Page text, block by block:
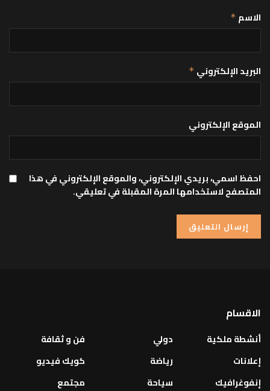
الاسم *
البريد الإلكتروني *
الموقع الإلكتروني
احفظ اسمي، بريدي الإلكتروني، والموقع الإلكتروني في هذا
المتصفح لاستخدامها المرة المقبلة في تعليقي.
الاقسام
أنشطة ملكية
إعلانات
إنفوغرافيك
دولي
رياضة
سياحة
فن و ثقافة
كويك فيديو
مجتمع